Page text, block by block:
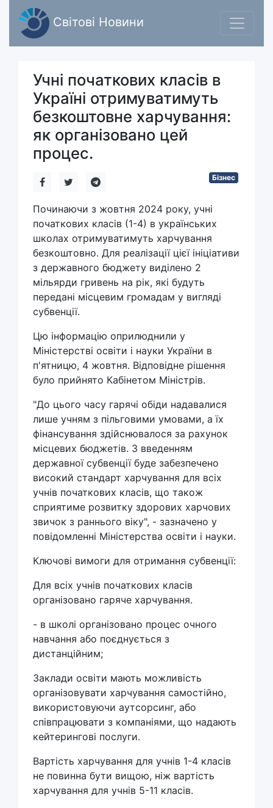
Світові Новини
Учні початкових класів в
Україні отримуватимуть
безкоштовне харчування:
як організовано цей
процес.
Бізнес
Починаючи з жовтня 2024 року, учні
початкових класів (1-4) в українських
школах отримуватимуть харчування
безкоштовно. Для реалізації цієї ініціативи
з державного бюджету виділено 2
мільярди гривень на рік, які будуть
передані місцевим громадам у вигляді
субвенції.
Цю інформацію оприлюднили у
Міністерстві освіти і науки України в
п'ятницю, 4 жовтня. Відповідне рішення
було прийнято Кабінетом Міністрів.
"До цього часу гарячі обіди надавалися
лише учням з пільговими умовами, а їх
фінансування здійснювалося за рахунок
місцевих бюджетів. З введенням
державної субвенції буде забезпечено
високий стандарт харчування для всіх
учнів початкових класів, що також
сприятиме розвитку здорових харчових
звичок з раннього віку", - зазначено у
повідомленні Міністерства освіти і науки.
Ключові вимоги для отримання субвенції:
Для всіх учнів початкових класів
організовано гаряче харчування.
- в школі організовано процес очного
навчання або поєднується з
дистанційним;
Заклади освіти мають можливість
організовувати харчування самостійно,
використовуючи аутсорсинг, або
співпрацювати з компаніями, що надають
кейтерингові послуги.
Вартість харчування для учнів 1-4 класів
не повинна бути вищою, ніж вартість
харчування для учнів 5-11 класів.